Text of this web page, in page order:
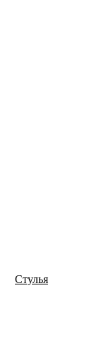
Стулья